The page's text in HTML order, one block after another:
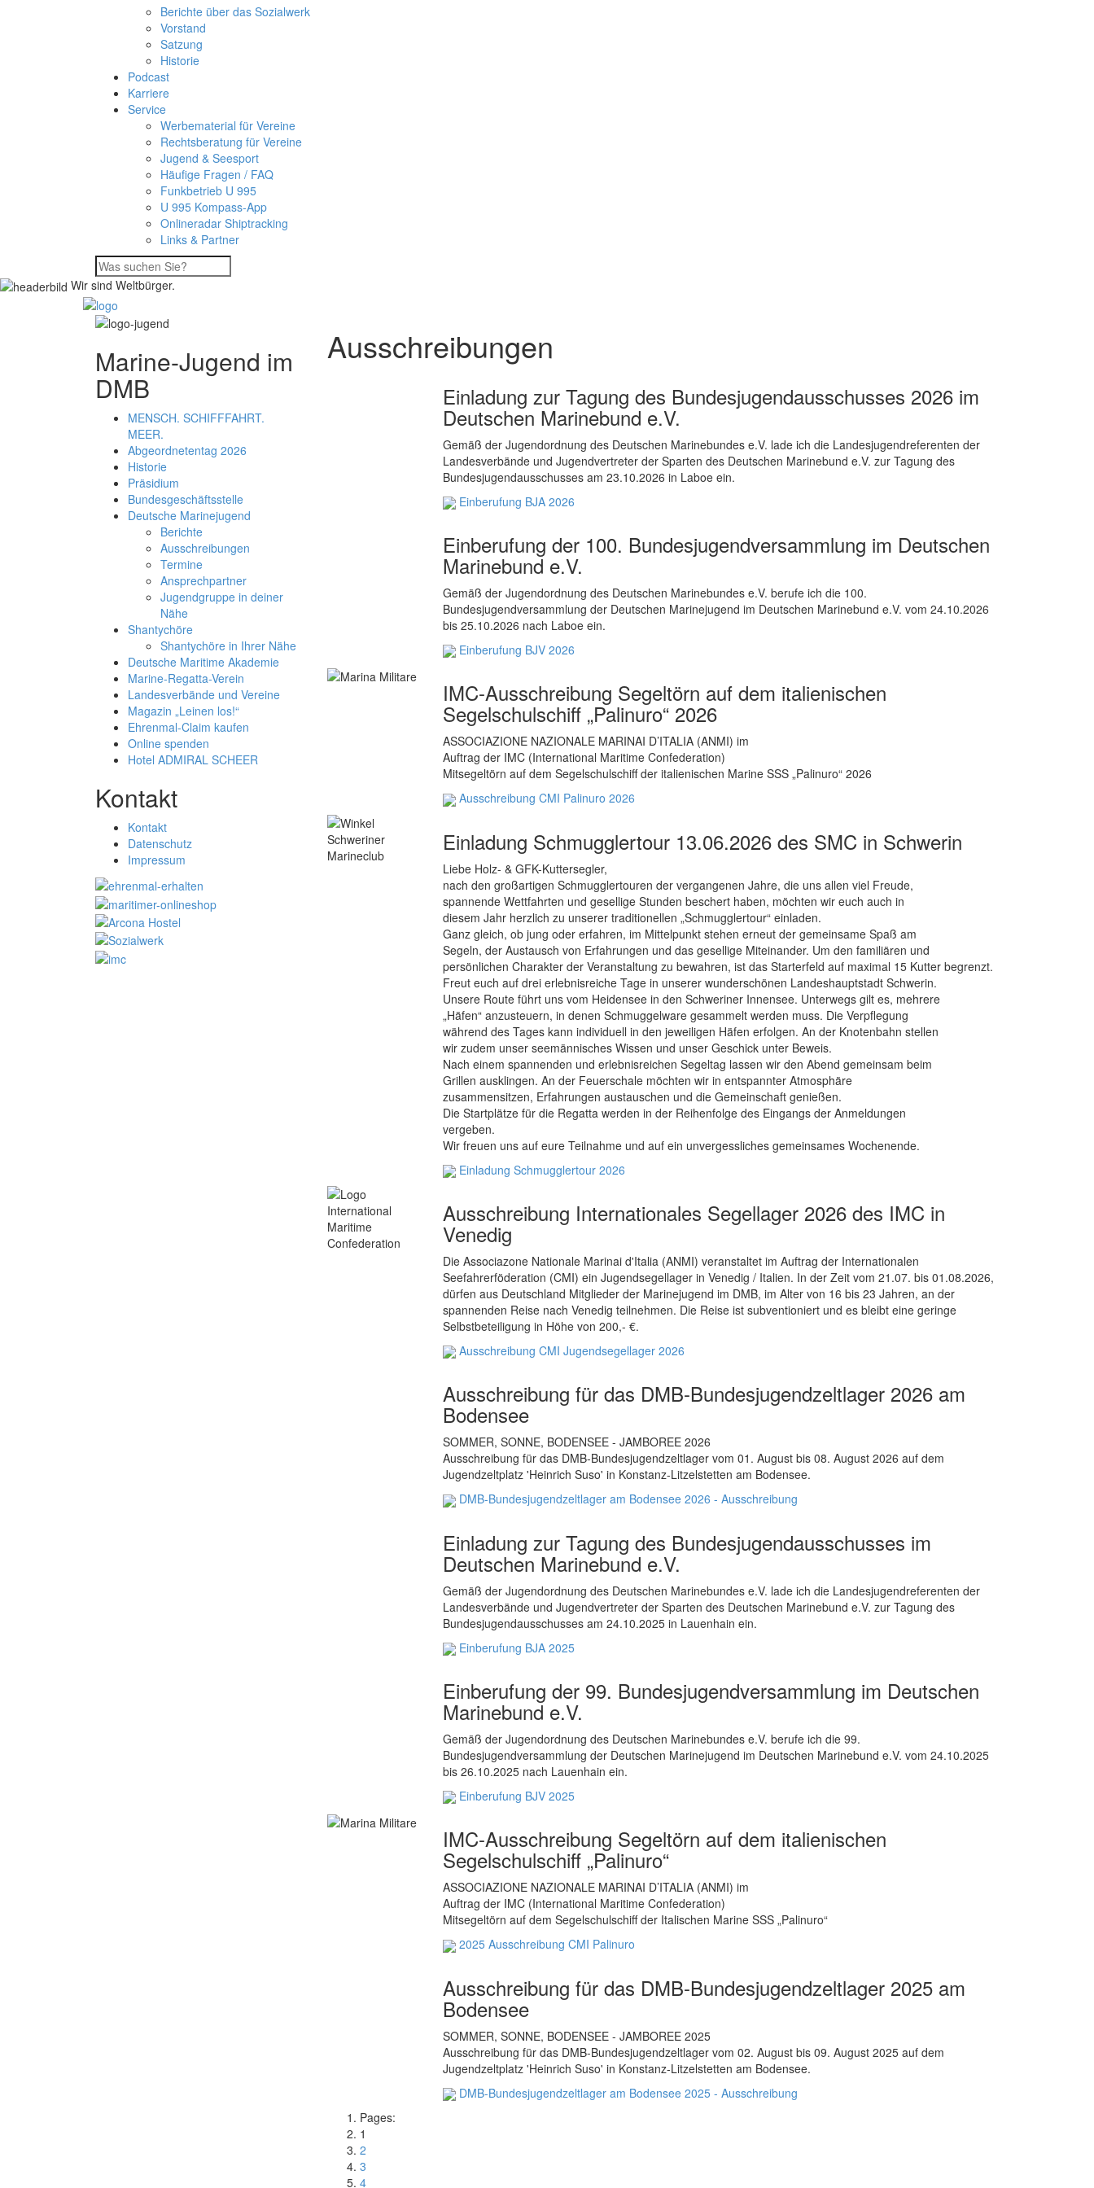
Berichte über das Sozialwerk
Vorstand
Satzung
Historie
Podcast
Karriere
Service
Werbematerial für Vereine
Rechtsberatung für Vereine
Jugend & Seesport
Häufige Fragen / FAQ
Funkbetrieb U 995
U 995 Kompass-App
Onlineradar Shiptracking
Links & Partner
Wir sind Weltbürger.
Marine-Jugend im
DMB
MENSCH. SCHIFFFAHRT.
MEER.
Abgeordnetentag 2026
Historie
Präsidium
Bundesgeschäftsstelle
Deutsche Marinejugend
Berichte
Ausschreibungen
Termine
Ansprechpartner
Jugendgruppe in deiner
Nähe
Shantychöre
Shantychöre in Ihrer Nähe
Deutsche Maritime Akademie
Marine-Regatta-Verein
Landesverbände und Vereine
Magazin „Leinen los!“
Ehrenmal-Claim kaufen
Online spenden
Hotel ADMIRAL SCHEER
Kontakt
Kontakt
Datenschutz
Impressum
Ausschreibungen
Einladung zur Tagung des Bundesjugendausschusses 2026 im
Deutschen Marinebund e.V.
Gemäß der Jugendordnung des Deutschen Marinebundes e.V. lade ich die Landesjugendreferenten der
Landesverbände und Jugendvertreter der Sparten des Deutschen Marinebund e.V. zur Tagung des
Bundesjugendausschusses am 23.10.2026 in Laboe ein.
Einberufung BJA 2026
Einberufung der 100. Bundesjugendversammlung im Deutschen
Marinebund e.V.
Gemäß der Jugendordnung des Deutschen Marinebundes e.V. berufe ich die 100.
Bundesjugendversammlung der Deutschen Marinejugend im Deutschen Marinebund e.V. vom 24.10.2026
bis 25.10.2026 nach Laboe ein.
Einberufung BJV 2026
IMC-Ausschreibung Segeltörn auf dem italienischen
Segelschulschiff „Palinuro“ 2026
ASSOCIAZIONE NAZIONALE MARINAI D’ITALIA (ANMI) im
Auftrag der IMC (International Maritime Confederation)
Mitsegeltörn auf dem Segelschulschiff der italienischen Marine SSS „Palinuro“ 2026
Ausschreibung CMI Palinuro 2026
Einladung Schmugglertour 13.06.2026 des SMC in Schwerin
Liebe Holz- & GFK-Kuttersegler,
nach den großartigen Schmugglertouren der vergangenen Jahre, die uns allen viel Freude,
spannende Wettfahrten und gesellige Stunden beschert haben, möchten wir euch auch in
diesem Jahr herzlich zu unserer traditionellen „Schmugglertour“ einladen.
Ganz gleich, ob jung oder erfahren, im Mittelpunkt stehen erneut der gemeinsame Spaß am
Segeln, der Austausch von Erfahrungen und das gesellige Miteinander. Um den familiären und
persönlichen Charakter der Veranstaltung zu bewahren, ist das Starterfeld auf maximal 15 Kutter begrenzt.
Freut euch auf drei erlebnisreiche Tage in unserer wunderschönen Landeshauptstadt Schwerin.
Unsere Route führt uns vom Heidensee in den Schweriner Innensee. Unterwegs gilt es, mehrere
„Häfen“ anzusteuern, in denen Schmuggelware gesammelt werden muss. Die Verpflegung
während des Tages kann individuell in den jeweiligen Häfen erfolgen. An der Knotenbahn stellen
wir zudem unser seemännisches Wissen und unser Geschick unter Beweis.
Nach einem spannenden und erlebnisreichen Segeltag lassen wir den Abend gemeinsam beim
Grillen ausklingen. An der Feuerschale möchten wir in entspannter Atmosphäre
zusammensitzen, Erfahrungen austauschen und die Gemeinschaft genießen.
Die Startplätze für die Regatta werden in der Reihenfolge des Eingangs der Anmeldungen
vergeben.
Wir freuen uns auf eure Teilnahme und auf ein unvergessliches gemeinsames Wochenende.
Einladung Schmugglertour 2026
Ausschreibung Internationales Segellager 2026 des IMC in
Venedig
Die Associazone Nationale Marinai d'Italia (ANMI) veranstaltet im Auftrag der Internationalen
Seefahrerföderation (CMI) ein Jugendsegellager in Venedig / Italien. In der Zeit vom 21.07. bis 01.08.2026,
dürfen aus Deutschland Mitglieder der Marinejugend im DMB, im Alter von 16 bis 23 Jahren, an der
spannenden Reise nach Venedig teilnehmen. Die Reise ist subventioniert und es bleibt eine geringe
Selbstbeteiligung in Höhe von 200,- €.
Ausschreibung CMI Jugendsegellager 2026
Ausschreibung für das DMB-Bundesjugendzeltlager 2026 am
Bodensee
SOMMER, SONNE, BODENSEE - JAMBOREE 2026
Ausschreibung für das DMB-Bundesjugendzeltlager vom 01. August bis 08. August 2026 auf dem
Jugendzeltplatz 'Heinrich Suso' in Konstanz-Litzelstetten am Bodensee.
DMB-Bundesjugendzeltlager am Bodensee 2026 - Ausschreibung
Einladung zur Tagung des Bundesjugendausschusses im
Deutschen Marinebund e.V.
Gemäß der Jugendordnung des Deutschen Marinebundes e.V. lade ich die Landesjugendreferenten der
Landesverbände und Jugendvertreter der Sparten des Deutschen Marinebund e.V. zur Tagung des
Bundesjugendausschusses am 24.10.2025 in Lauenhain ein.
Einberufung BJA 2025
Einberufung der 99. Bundesjugendversammlung im Deutschen
Marinebund e.V.
Gemäß der Jugendordnung des Deutschen Marinebundes e.V. berufe ich die 99.
Bundesjugendversammlung der Deutschen Marinejugend im Deutschen Marinebund e.V. vom 24.10.2025
bis 26.10.2025 nach Lauenhain ein.
Einberufung BJV 2025
IMC-Ausschreibung Segeltörn auf dem italienischen
Segelschulschiff „Palinuro“
ASSOCIAZIONE NAZIONALE MARINAI D’ITALIA (ANMI) im
Auftrag der IMC (International Maritime Confederation)
Mitsegeltörn auf dem Segelschulschiff der Italischen Marine SSS „Palinuro“
2025 Ausschreibung CMI Palinuro
Ausschreibung für das DMB-Bundesjugendzeltlager 2025 am
Bodensee
SOMMER, SONNE, BODENSEE - JAMBOREE 2025
Ausschreibung für das DMB-Bundesjugendzeltlager vom 02. August bis 09. August 2025 auf dem
Jugendzeltplatz 'Heinrich Suso' in Konstanz-Litzelstetten am Bodensee.
DMB-Bundesjugendzeltlager am Bodensee 2025 - Ausschreibung
Pages:
1
2
3
4